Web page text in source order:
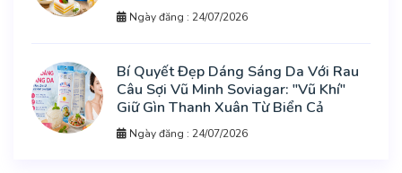
Ngày đăng : 24/07/2026
Bí Quyết Đẹp Dáng Sáng Da Với Rau
Câu Sợi Vũ Minh Soviagar: "Vũ Khí"
Giữ Gìn Thanh Xuân Từ Biển Cả
Ngày đăng : 24/07/2026